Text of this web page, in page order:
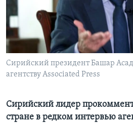
Learning English
СОЦИАЛЬНЫЕ СЕТИ
Сирийский президент Башар
агентству Associated Press
Сирийский лидер
стране в редком интервью